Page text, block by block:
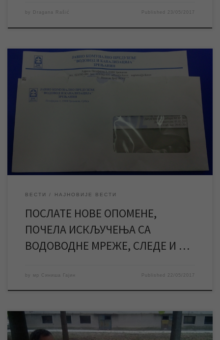
by Dragana Rašić Published 23/05/2017
У мају месецу, упоредо са априлским рачунима за услуге ЈКП
„Водовод и канализација“, наши радници су поделили и око
индивидуалног становања и у питању су опомене пред
престанак пружања комуналне услуге, односно пред
искључење са водоводне мреже. Ово је наставак акције […]
ВЕСТИ НАЈНОВИЈЕ ВЕСТИ
ПОСЛАТЕ НОВЕ ОПОМЕНЕ,
ПОЧЕЛА ИСКЉУЧЕЊА СА
ВОДОВОДНЕ МРЕЖЕ, СЛЕДЕ И …
by мр Синиша Гајин Published 22/05/2017